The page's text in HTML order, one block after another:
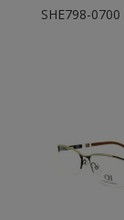
SHE798-0700